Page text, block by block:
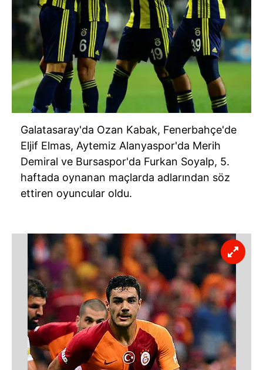
Galatasaray'da Ozan Kabak, Fenerbahçe'de
Eljif Elmas, Aytemiz Alanyaspor'da Merih
Demiral ve Bursaspor'da Furkan Soyalp, 5.
haftada oynanan maçlarda adlarından söz
ettiren oyuncular oldu.